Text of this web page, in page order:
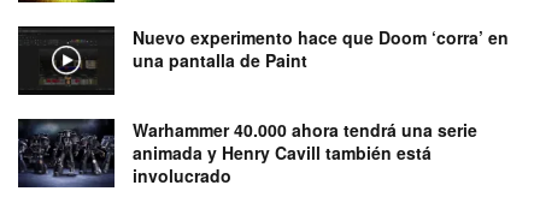
Nuevo experimento hace que Doom ‘corra’ en
una pantalla de Paint
Warhammer 40.000 ahora tendrá una serie
animada y Henry Cavill también está
involucrado